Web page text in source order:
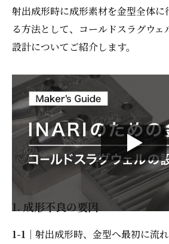
射出成形時に成形素材を金型全体
る方法として、コールドスラグウェ
設計についてご紹介します。
1. 成形不良の要因
1-1 ｜射出成形時、金型へ最初に流